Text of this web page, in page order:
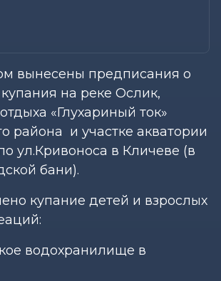
вынесены предписания о
на реке Ослик,
«Глухариный ток»
района и участке акватории
ул.Кривоноса в Кличеве (в
бани).
купание детей и взрослых
водохранилище в